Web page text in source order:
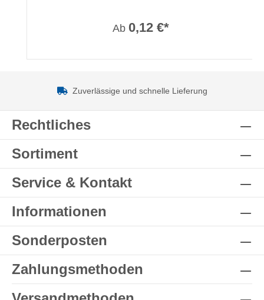
Ab 0,12 €*
Zuverlässige und schnelle Lieferung
Rechtliches
Sortiment
Service & Kontakt
Informationen
Sonderposten
Zahlungsmethoden